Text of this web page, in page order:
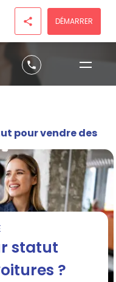
phone
share DÉMARRER
pour vendre des
statut
?